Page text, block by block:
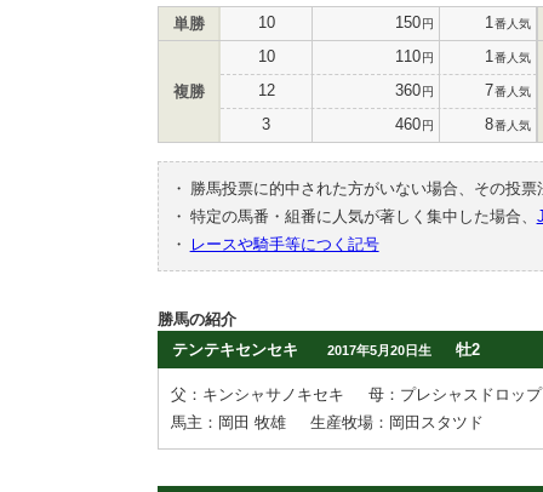
単勝 10 150円 1 番人気
複勝
10 110円 1 番人気
12 360円 7番人気
3 460円 8番人気
・
勝馬投票に的中された方がいない場合、その投
・ 特定の馬番・組番に人気が著しく集中した場合、
・
レースや騎手等につく記号
勝馬の紹介
テンテキセンセキ
2017年5月20日生 牡2
父：キンシャサノキセキ
母：プレシャスドロップ
馬主：岡田 牧雄
生産牧場：岡田スタツド